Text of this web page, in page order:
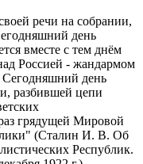
речи на собрании,
день
вместе с тем днём
Россией - жандармом
день
разбившей цепи
грядущей Мировой
(Сталин И. В. Об
Республик.